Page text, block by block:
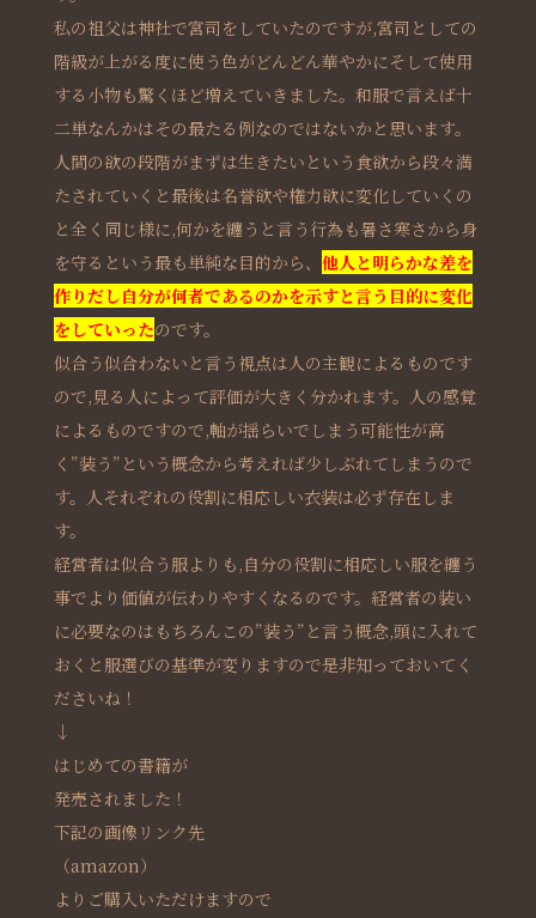
私の祖父は神社で宮司をしていたのですが,宮司としての
階級が上がる度に使う色がどんどん華やかにそして使用
する小物も驚くほど増えていきました。和服で言えば十
二単なんかはその最たる例なのではないかと思います。
人間の欲の段階がまずは生きたいという食欲から段々満
たされていくと最後は名誉欲や権力欲に変化していくの
と全く同じ様に,何かを纏うと言う行為も暑さ寒さから身
を守るという最も単純な目的から、 他人と明らかな差を
作りだし自分が何者であるのかを示すと言う目的に変化
をしていったのです。
似合う似合わないと言う視点は人の主観によるものです
ので,見る人によって評価が大きく分かれます。人の感覚
によるものですので,軸が揺らいでしまう可能性が高
く”装う”という概念から考えれば少しぶれてしまうので
す。人それぞれの役割に相応しい衣装は必ず存在しま
す。
経営者は似合う服よりも,自分の役割に相応しい服を纏う
事でより価値が伝わりやすくなるのです。経営者の装い
に必要なのはもちろんこの”装う”と言う概念,頭に入れて
おくと服選びの基準が変りますので是非知っておいてく
ださいね！
↓
はじめての書籍が
発売されました！
下記の画像リンク先
（amazon）
よりご購入いただけますので